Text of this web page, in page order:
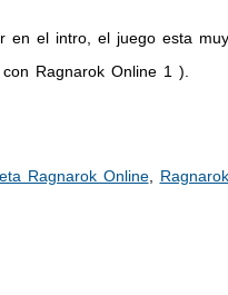
en el intro, el juego esta
Ragnarok Online 1 ).
Ragnarok Online,